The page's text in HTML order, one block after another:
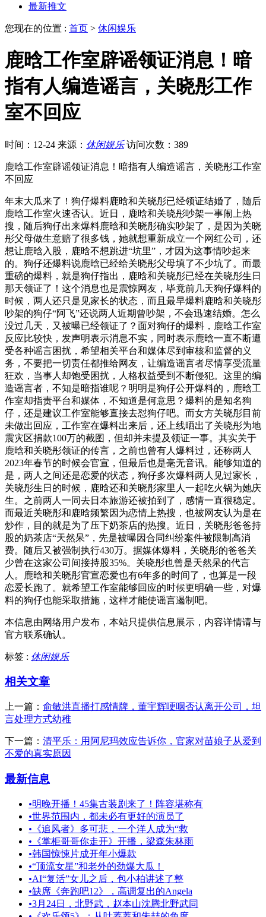
最新推文
您现在的位置 : 首页 > 休闲娱乐
鹿晗工作室辟谣领证消息！暗
指有人编造谣言，关晓彤工作
室不回应
时间：12-24 来源： 休闲娱乐 访问次数：389
鹿晗工作室辟谣领证消息！暗指有人编造谣言，关晓彤工作室
不回应
年末大瓜来了！狗仔爆料鹿晗和关晓彤已经领证结婚了，随后
鹿晗工作室火速否认。近日，鹿晗和关晓彤吵架一事闹上热
搜，随后狗仔出来爆料鹿晗和关晓彤确实吵架了，是因为关晓
彤父母做生意赔了很多钱，她就想重新成立一个网红公司，还
想让鹿晗入股，鹿晗不想跳进“坑里”，才因为这事情吵起来
的。狗仔还爆料说鹿晗已经给关晓彤父母填了不少坑了。而最
重磅的爆料，就是狗仔指出，鹿晗和关晓彤已经在关晓彤生日
那天领证了！这个消息也是震惊网友，毕竟前几天狗仔爆料的
时候，两人还只是见家长的状态，而且最早爆料鹿晗和关晓彤
吵架的狗仔“阿飞”还说两人近期曾吵架，不会迅速结婚。怎么
没过几天，又被曝已经领证了？面对狗仔的爆料，鹿晗工作室
反应比较快，发声明表示消息不实，同时表示鹿晗一直不断遭
受各种谣言困扰，希望相关平台和媒体尽到审核和监督的义
务，不要把一切责任都推给网友，让编造谣言者尽情享受流量
狂欢，当事人却饱受困扰，人格权益受到不断侵犯。这里的编
造谣言者，不知是暗指谁呢？明明是狗仔公开爆料的，鹿晗工
作室却指责平台和媒体，不知道是何意思？爆料的是知名狗
仔，还是建议工作室能够直接去怼狗仔吧。而女方关晓彤目前
未做出回应，工作室在爆料出来后，还上线晒出了关晓彤为地
震灾区捐款100万的截图，但却并未提及领证一事。其实关于
鹿晗和关晓彤领证的传言，之前也曾有人爆料过，还称两人
2023年春节的时候会官宣，但最后也是毫无音讯。能够知道的
是，两人之间还是恋爱的状态，狗仔多次爆料两人见过家长，
关晓彤生日的时候，鹿晗还和关晓彤家里人一起吃火锅为她庆
生。之前两人一同去日本旅游还被拍到了，感情一直很稳定。
而最近关晓彤和鹿晗频繁因为恋情上热搜，也被网友认为是在
炒作，目的就是为了压下奶茶店的热搜。近日，关晓彤爸爸持
股的奶茶店“天然呆”，先是被曝因合同纠纷案件被限制高消
费。随后又被强制执行430万。据媒体爆料，关晓彤的爸爸关
少曾在这家公司间接持股35%。关晓彤也曾是天然呆的代言
人。鹿晗和关晓彤官宣恋爱也有6年多的时间了，也算是一段
恋爱长跑了。就希望工作室能够回应的时候更明确一些，对爆
料的狗仔也能采取措施，这样才能使谣言遏制吧。
本信息由网络用户发布， 本站只提供信息展示，内容详情请与
官方联系确认。
标签 : 休闲娱乐
相关文章
上一篇： 俞敏洪直播打感情牌，董宇辉哽咽否认离开公司，坦
言处理方式幼稚
下一篇： 清平乐：用阿尼玛效应告诉你，官家对苗娘子从爱到
不爱的真实原因
最新信息
•明晚开播！45集古装剧来了！阵容堪称有
•世界范围内，都未必有更好的演员了
• 《追风者》多可悲，一个洋人成为“救
• 《掌柜哥哥你走开》开播，梁森朱林雨
•韩国惊悚片成开年小爆款
•“顶流女星”和老外的劲爆大瓜！
•AI“复活”女儿之后，包小柏讲述了整
•缺席《奔跑吧12》，高调复出的Angela
•3月24日，北野武，赵本山沈腾北野武同